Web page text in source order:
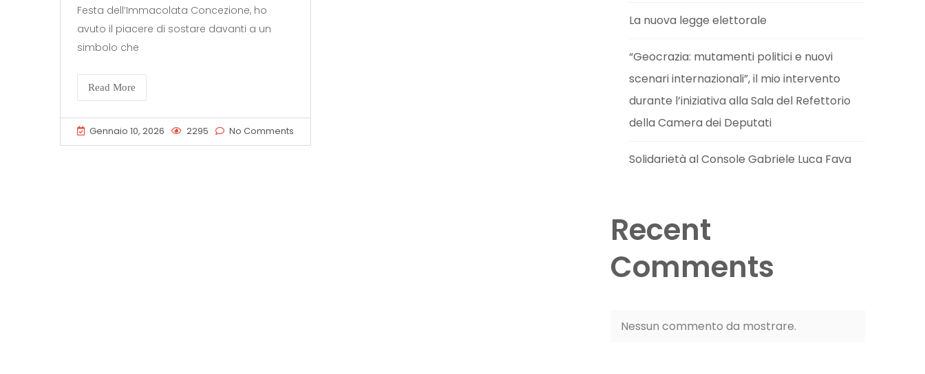
Festa dell’Immacolata Concezione, ho
avuto il piacere di sostare davanti a un
simbolo che
Read More
Gennaio 10, 2026 2295 No Comments
La nuova legge elettorale
“Geocrazia: mutamenti politici e nuovi
scenari internazionali”, il mio intervento
durante l’iniziativa alla Sala del Refettorio
della Camera dei Deputati
Solidarietà al Console Gabriele Luca Fava
Recent
Comments
Nessun commento da mostrare.